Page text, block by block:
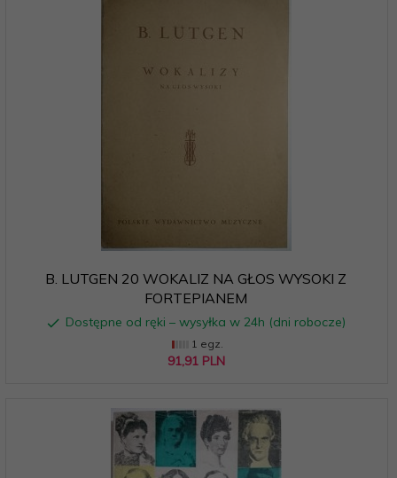
B. LUTGEN 20 WOKALIZ NA GŁOS WYSOKI Z
FORTEPIANEM
Dostępne od ręki – wysyłka w 24h (dni robocze)
1 egz.
91,91 PLN